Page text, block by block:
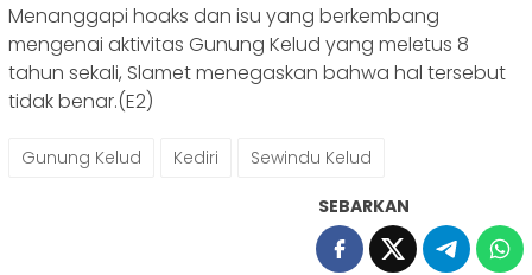
Menanggapi hoaks dan isu yang berkembang
mengenai aktivitas Gunung Kelud yang meletus 8
tahun sekali, Slamet menegaskan bahwa hal tersebut
tidak benar.(E2)
Gunung Kelud Kediri Sewindu Kelud
SEBARKAN